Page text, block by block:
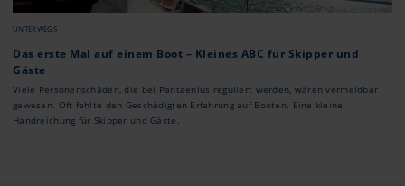
UNTERWEGS
Das erste Mal auf einem Boot – Kleines ABC für Skipper und
Gäste
Viele Personenschäden, die bei Pantaenius reguliert werden, wären vermeidbar
gewesen. Oft fehlte den Geschädigten Erfahrung auf Booten. Eine kleine
Handreichung für Skipper und Gäste.